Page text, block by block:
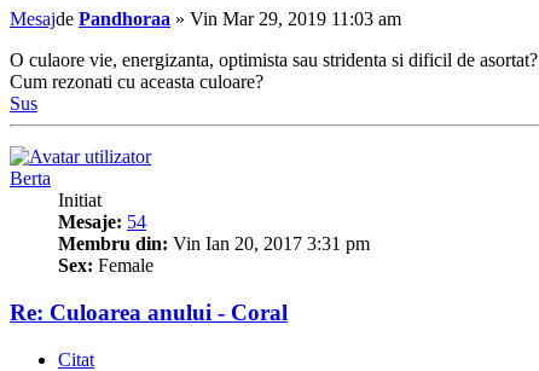
Mesajde Pandhoraa » Vin Mar 29, 2019 11:03 am
O culaore vie, energizanta, optimista sau stridenta si dificil de asortat?
Cum rezonati cu aceasta culoare?
Sus
Berta
Initiat
Mesaje: 54
Membru din: Vin Ian 20, 2017 3:31 pm
Sex: Female
Re: Culoarea anului - Coral
Citat